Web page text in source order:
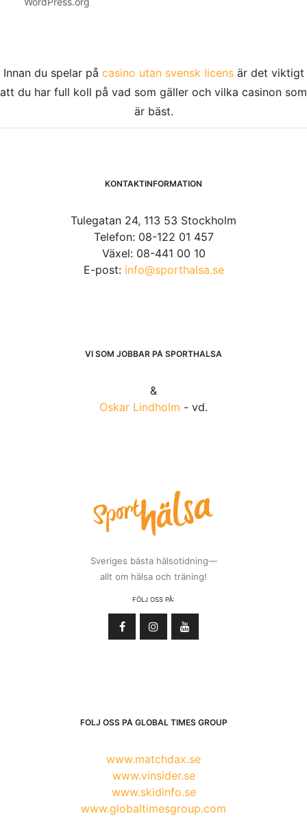
Innan du spelar på casino utan svensk licensär det viktigt
att du har full koll på vad som gäller och vilka casinon som
är bäst.
KONTAKTINFORMATION
Tulegatan 24, 113 53 Stockholm
Telefon: 08-122 01 457
Växel: 08-441 00 10
E-post: info@sporthalsa.se
VI SOM JOBBAR PÅ SPORTHÄLSA
&
Oskar Lindholm - vd.
Sveriges bästa hälsotidning—
allt om hälsa och träning!
FÖLJ OSS PÅ:
FÖLJ OSS PÅ GLOBAL TIMES GROUP
www.matchdax.se
www.vinsider.se
www.skidinfo.se
www.globaltimesgroup.com